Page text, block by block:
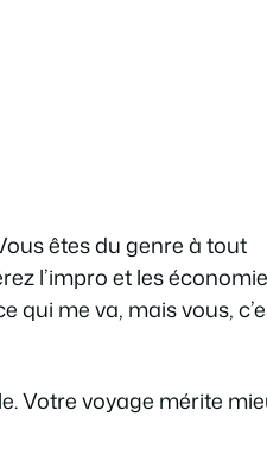
êtes du genre à tout
l’impro et les
qui me va, mais vous,
Votre voyage mérite